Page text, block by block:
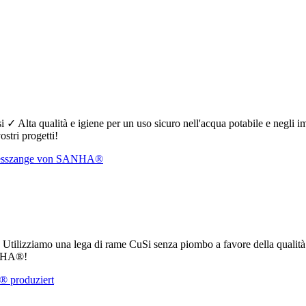
Alta qualità e igiene per un uso sicuro nell'acqua potabile e negli
progetti!
una lega di rame CuSi senza piombo a favore della